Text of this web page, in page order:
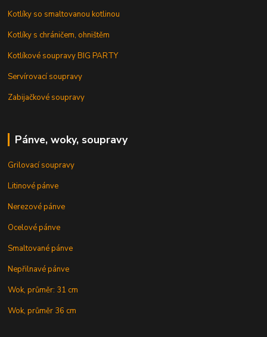
Kotlíky so smaltovanou kotlinou
Kotlíky s chráničem, ohništěm
Kotlíkové soupravy BIG PARTY
Servírovací soupravy
Zabijačkové soupravy
Pánve, woky, soupravy
Grilovací soupravy
Litinové pánve
Nerezové pánve
Ocelové pánve
Smaltované pánve
Nepřilnavé pánve
Wok, průměr: 31 cm
Wok, průměr 36 cm